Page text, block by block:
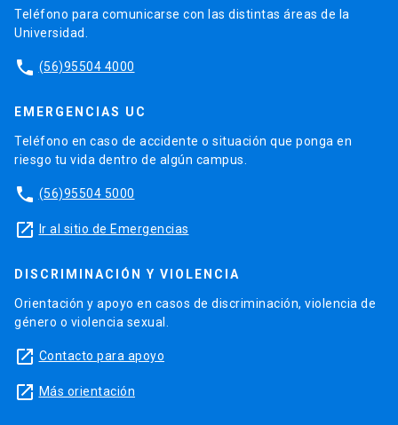
Teléfono para comunicarse con las distintas áreas de la
Universidad.
phone (56)95504 4000
EMERGENCIAS UC
Teléfono en caso de accidente o situación que ponga en
riesgo tu vida dentro de algún campus.
phone (56)95504 5000
launch Ir al sitio de Emergencias
DISCRIMINACIÓN Y VIOLENCIA
Orientación y apoyo en casos de discriminación, violencia de
género o violencia sexual.
launch Contacto para apoyo
launch Más orientación